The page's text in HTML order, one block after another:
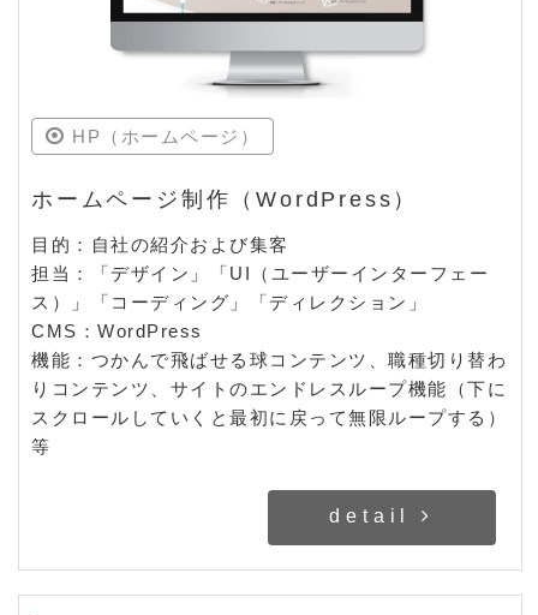
HP（ホームページ）
ホームページ制作（WordPress）
目的：自社の紹介および集客
担当：「デザイン」「UI（ユーザーインターフェー
ス）」「コーディング」「ディレクション」
CMS：WordPress
機能：つかんで飛ばせる球コンテンツ、職種切り替わ
りコンテンツ、サイトのエンドレスループ機能（下に
スクロールしていくと最初に戻って無限ループする）
等
detail